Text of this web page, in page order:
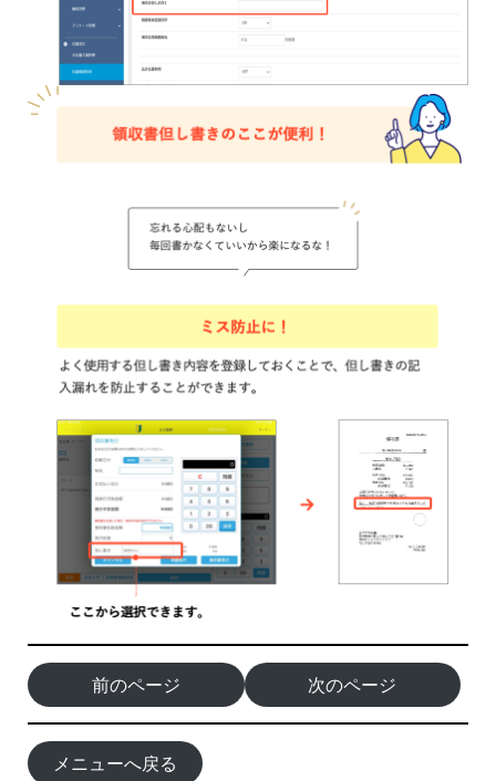
前のページ 次のページ
メニューへ戻る